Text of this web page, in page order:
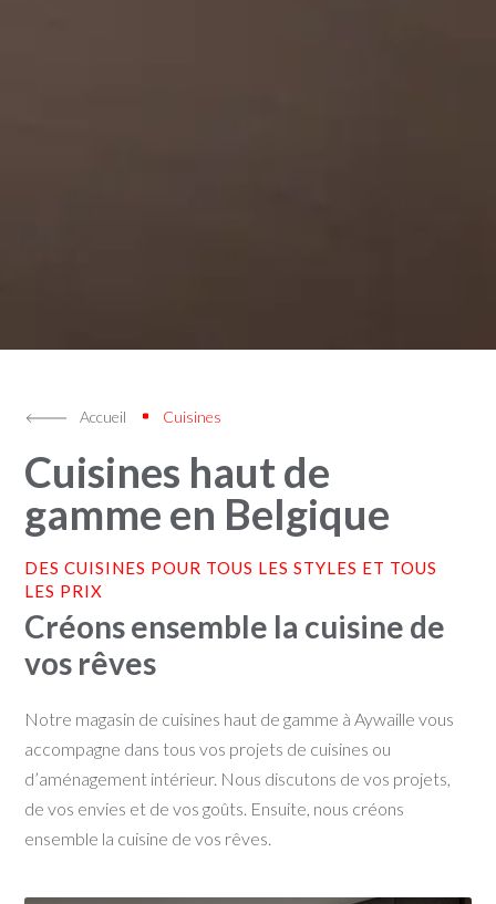
Accueil Cuisines
Cuisines haut de
gamme en Belgique
DES CUISINES POUR TOUS LES STYLES ET TOUS
LES PRIX
Créons ensemble la cuisine de
vos rêves
Notre magasin de cuisines haut de gamme à Aywaille vous
accompagne dans tous vos projets de cuisines ou
d’aménagement intérieur. Nous discutons de vos projets,
de vos envies et de vos goûts. Ensuite, nous créons
ensemble la cuisine de vos rêves.